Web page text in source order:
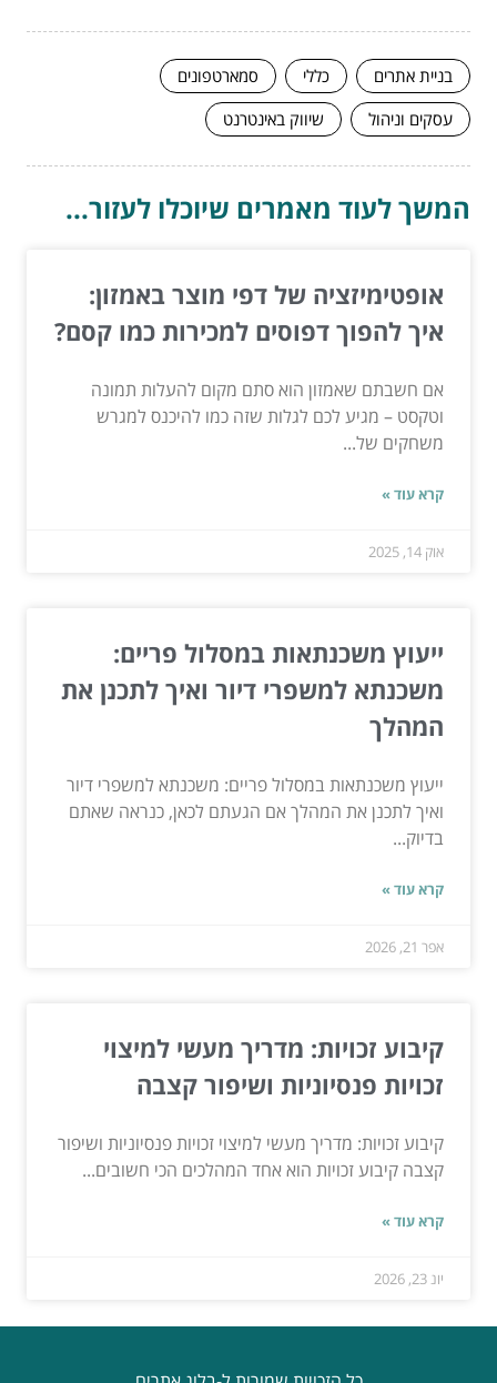
בניית אתרים כללי
סמארטפונים
עסקים וניהול
שיווק באינטרנט
המשך לעוד מאמרים שיוכלו לעזור...
אופטימיזציה של דפי מוצר באמזון:
איך להפוך דפוסים למכירות כמו קסם?
אם חשבתם שאמזון הוא סתם מקום להעלות תמונה
וטקסט – מגיע לכם לגלות שזה כמו להיכנס למגרש
משחקים של...
קרא עוד »
אוק 14, 2025
ייעוץ משכנתאות במסלול פריים:
משכנתא למשפרי דיור ואיך לתכנן את
המהלך
ייעוץ משכנתאות במסלול פריים: משכנתא למשפרי דיור
ואיך לתכנן את המהלך אם הגעתם לכאן, כנראה שאתם
בדיוק...
קרא עוד »
אפר 21, 2026
קיבוע זכויות: מדריך מעשי למיצוי
זכויות פנסיוניות ושיפור קצבה
קיבוע זכויות: מדריך מעשי למיצוי זכויות פנסיוניות ושיפור
קצבה קיבוע זכויות הוא אחד המהלכים הכי חשובים...
קרא עוד »
יונ 23, 2026